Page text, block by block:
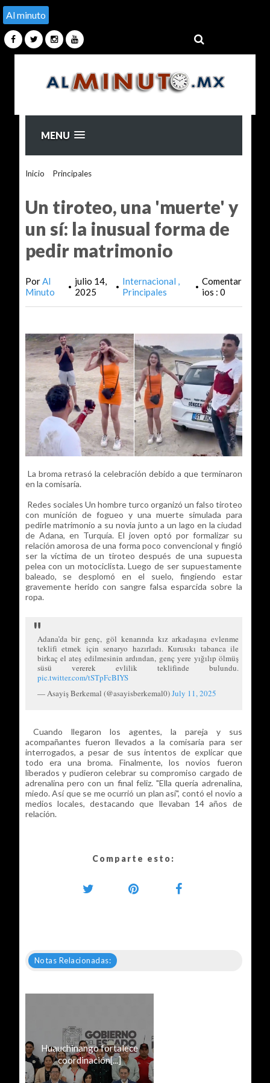
Al minuto
MENU
Inicio Principales>
Un tiroteo, una 'muerte' y
un sí: la inusual forma de
pedir matrimonio
PorAl
Minuto
• julio 14,
2025
• Internacional
Principales
• Comentar
ios : 0
La broma retrasó la celebración debido a que terminaron
en la comisaría.
Redes sociales Un hombre turco organizó un falso tiroteo
con munición de fogueo y una muerte simulada para
pedirle matrimonio a su novia junto a un lago en la ciudad
de Adana, en Turquía. El joven optó por formalizar su
relación amorosa de una forma poco convencional y fingió
ser la víctima de un tiroteo después de una supuesta
pelea con un motociclista. Luego de ser supuestamente
baleado, se desplomó en el suelo, fingiendo estar
gravemente herido con sangre falsa esparcida sobre la
ropa.
Adana’da bir genç, göl kenarında kız arkadaşına evlenme
teklifi etmek için senaryo hazırladı. Kurusıkı tabanca ile
birkaç el ateş edilmesinin ardından, genç yere yığılıp ölmüş
süsü vererek evlilik teklifinde bulundu.
pic.twitter.com/tSTpFcBIYS
— Asayiş Berkemal (@asayisberkemal0)July 11, 2025
Cuando llegaron los agentes, la pareja y sus
acompañantes fueron llevados a la comisaria para ser
interrogados, a pesar de sus intentos de explicar que
todo era una broma. Finalmente, los novios fueron
liberados y pudieron celebrar su compromiso cargado de
adrenalina pero con un final feliz. "Ella quería adrenalina,
miedo. Así que se me ocurrió un plan así", contó el novio a
medios locales, destacando que llevaban 14 años de
relación.
Comparte esto:
Notas Relacionadas:
Huauchinango fortalece
coordinación[...]